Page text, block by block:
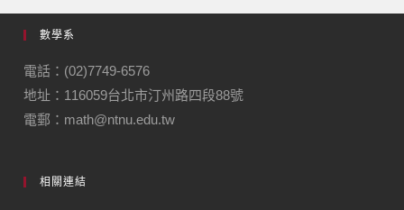
e
b
o
o
k
gr
m
數學系
電話：(02)7749-6576
地址：116059台北市汀州路四段88號
電郵：math@ntnu.edu.tw
相關連結